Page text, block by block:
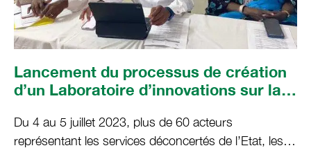
Lancement du processus de création
d’un Laboratoire d’innovations sur la
Du 4 au 5 juillet 2023, plus de 60 acteurs
représentant les services déconcertés de l’Etat, les